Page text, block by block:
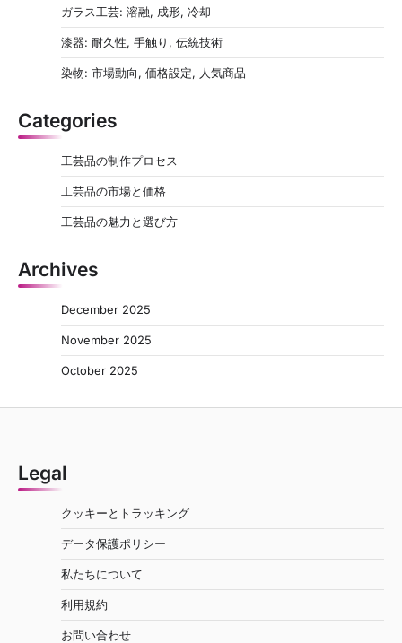
ガラス工芸: 溶融, 成形, 冷却
漆器: 耐久性, 手触り, 伝統技術
染物: 市場動向, 価格設定, 人気商品
Categories
工芸品の制作プロセス
工芸品の市場と価格
工芸品の魅力と選び方
Archives
December 2025
November 2025
October 2025
Legal
クッキーとトラッキング
データ保護ポリシー
私たちについて
利用規約
お問い合わせ